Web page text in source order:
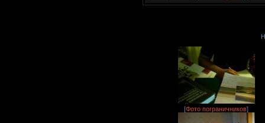
[Фото пограничников]